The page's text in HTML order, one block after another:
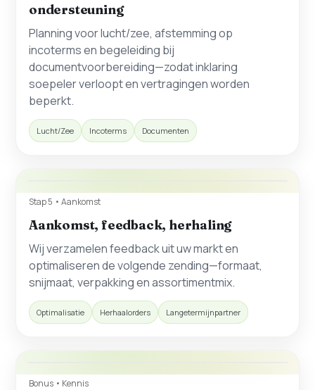
ondersteuning
Planning voor lucht/zee, afstemming op
incoterms en begeleiding bij
documentvoorbereiding—zodat inklaring
soepeler verloopt en vertragingen worden
beperkt.
Lucht/Zee Incoterms Documenten
Stap 5 • Aankomst
Aankomst, feedback, herhaling
Wij verzamelen feedback uit uw markt en
optimaliseren de volgende zending—formaat,
snijmaat, verpakking en assortimentmix.
Optimalisatie Herhaalorders Langetermijnpartner
Bonus • Kennis